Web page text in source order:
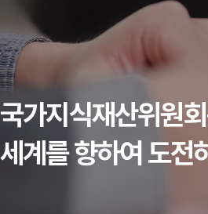
국가지식재산위원
세계를 향하여 도전